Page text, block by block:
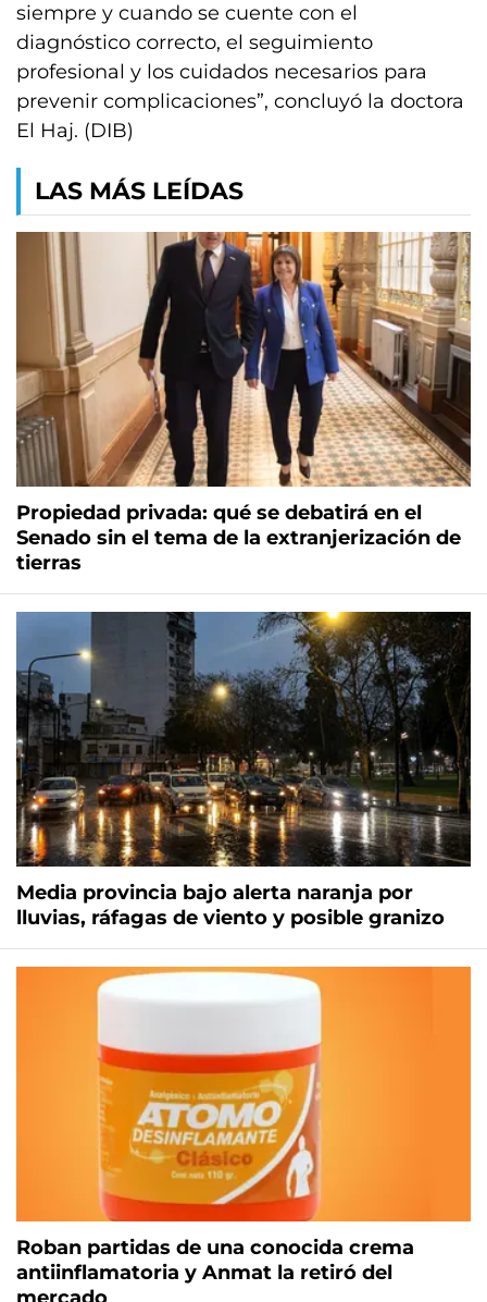
siempre y cuando se cuente con el
diagnóstico correcto, el seguimiento
profesional y los cuidados necesarios para
prevenir complicaciones”, concluyó la doctora
El Haj. (DIB)
LAS MÁS LEÍDAS
Propiedad privada: qué se debatirá en el
Senado sin el tema de la extranjerización de
tierras
Media provincia bajo alerta naranja por
lluvias, ráfagas de viento y posible granizo
Roban partidas de una conocida crema
antiinflamatoria y Anmat la retiró del